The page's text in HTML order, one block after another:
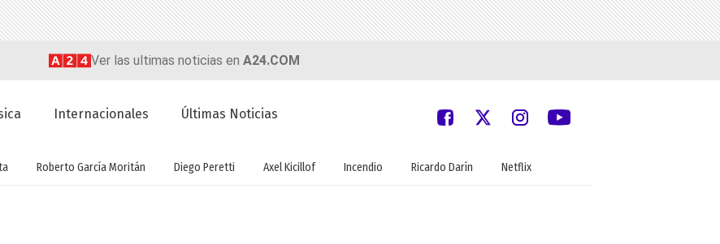
Ver las ultimas noticias en A24.COM
Internacionales Últimas Noticias
Roberto García Moritán Diego Peretti Axel Kicillof Incendio Ricardo Darín Netflix